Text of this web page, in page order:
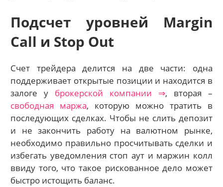
Подсчет уровней Margin
Call и Stop Out
Счет трейдера делится на две части: одна
поддерживает открытые позиции и находится в
залоге у брокерской компании ⇒, вторая –
свободная маржа, которую можно тратить в
последующих сделках. Чтобы не слить депозит
и не закончить работу на валютном рынке,
необходимо правильно просчитывать сделки и
избегать уведомления стоп аут и маржин колл
ввиду того, что такое рискованное дело может
быстро истощить баланс.